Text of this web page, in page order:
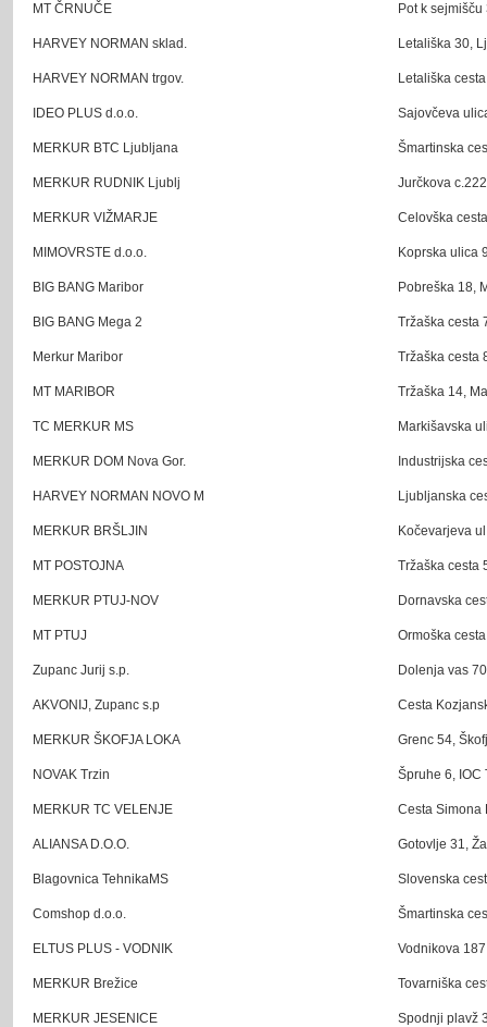
MT ČRNUČE Pot k
HARVEY NORMAN sklad. Letališka 30,
HARVEY NORMAN trgov. Letališka
IDEO PLUS d.o.o. Sajovčeva
MERKUR BTC Ljubljana Šmartinska
MERKUR RUDNIK Ljublj Jurčkova
MERKUR VIŽMARJE Celovška
MIMOVRSTE d.o.o. Koprska ulica
BIG BANG Maribor Pobreška 18,
BIG BANG Mega 2 Tržaška cesta
Merkur Maribor Tržaška cesta
MT MARIBOR Tržaška 14,
TC MERKUR MS Markišavska
MERKUR DOM Nova Gor. Industrijska
HARVEY NORMAN NOVO M Ljubljanska
MERKUR BRŠLJIN Kočevarjeva
MT POSTOJNA Tržaška cesta
MERKUR PTUJ-NOV Dornavska
MT PTUJ Ormoška
Zupanc Jurij s.p. Dolenja vas
AKVONIJ, Zupanc s.p Cesta
MERKUR ŠKOFJA LOKA Grenc 54,
NOVAK Trzin Špruhe 6, IOC
MERKUR TC VELENJE Cesta Simona
ALIANSA D.O.O. Gotovlje 31,
Blagovnica TehnikaMS Slovenska
Comshop d.o.o. Šmartinska
ELTUS PLUS - VODNIK Vodnikova
MERKUR Brežice Tovarniška
MERKUR JESENICE Spodnji plavž